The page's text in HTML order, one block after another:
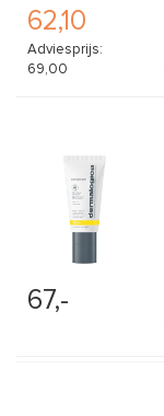
62,10
Adviesprijs:
69,00
67,-